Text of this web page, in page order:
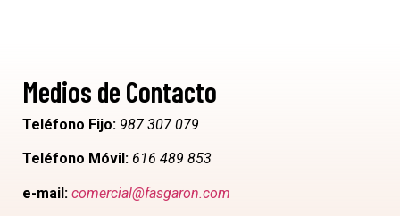
Medios de Contacto
Teléfono Fijo: 987 307 079
Teléfono Móvil: 616 489 853
e-mail: comercial@fasgaron.com